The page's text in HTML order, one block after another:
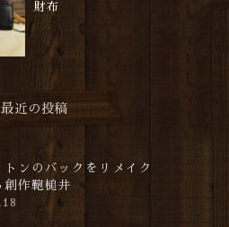
財布
最近の投稿
トンのバックをリメイク
創作鞄槌井